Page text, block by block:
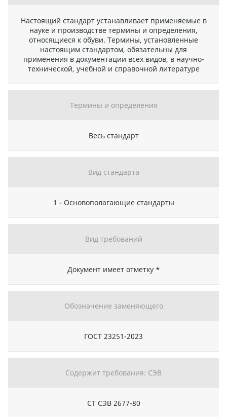
Настоящий стандарт устанавливает применяемые в
науке и производстве термины и определения,
относящиеся к обуви. Термины, установленные
настоящим стандартом, обязательны для
применения в документации всех видов, в научно-
технической, учебной и справочной литературе
Термины и определения
Весь стандарт
Вид стандарта
1 - Основополагающие стандарты
Вид требований
Документ имеет отметку *
Обозначение заменяющего
ГОСТ 23251-2023
Содержит требования: СЭВ
СТ СЭВ 2677-80